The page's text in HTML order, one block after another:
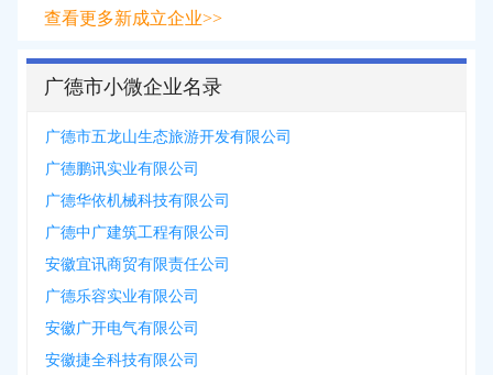
查看更多新成立企业>>
广德市小微企业名录
广德市五龙山生态旅游开发有限公司
广德鹏讯实业有限公司
广德华依机械科技有限公司
广德中广建筑工程有限公司
安徽宜讯商贸有限责任公司
广德乐容实业有限公司
安徽广开电气有限公司
安徽捷全科技有限公司